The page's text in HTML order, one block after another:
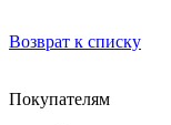
Возврат к списку
Покупателям